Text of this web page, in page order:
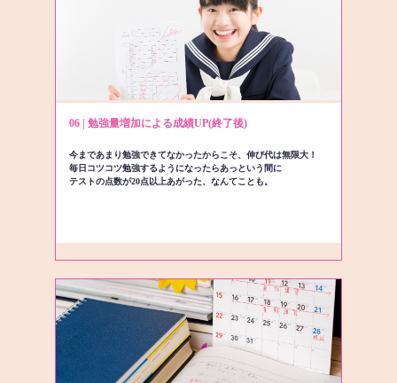
06 | 勉強量増加による成績UP(終了後)
今まであまり勉強できてなかったからこそ、伸び代は無限大！
毎日コツコツ勉強するようになったらあっという間に
テストの点数が20点以上あがった、なんてことも。